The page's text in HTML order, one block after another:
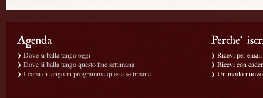
Dove si balla tango oggi
Dove si balla tango questo fine settimana
I corsi di tango in programma questa settimana
Ricevi per
Ricevi con
Un modo